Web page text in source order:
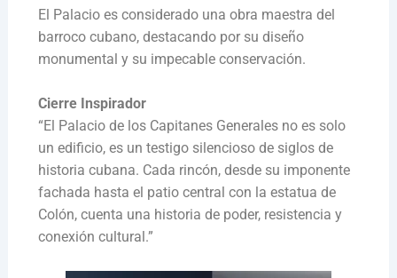
El Palacio es considerado una obra maestra del
barroco cubano, destacando por su diseño
monumental y su impecable conservación.
Cierre Inspirador
“El Palacio de los Capitanes Generales no es solo
un edificio, es un testigo silencioso de siglos de
historia cubana. Cada rincón, desde su imponente
fachada hasta el patio central con la estatua de
Colón, cuenta una historia de poder, resistencia y
conexión cultural.”